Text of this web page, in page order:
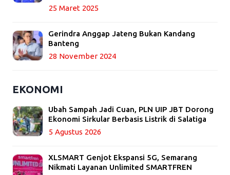
25 Maret 2025
Gerindra Anggap Jateng Bukan Kandang
Banteng
28 November 2024
EKONOMI
Ubah Sampah Jadi Cuan, PLN UIP JBT Dorong
Ekonomi Sirkular Berbasis Listrik di Salatiga
5 Agustus 2026
XLSMART Genjot Ekspansi 5G, Semarang
Nikmati Layanan Unlimited SMARTFREN